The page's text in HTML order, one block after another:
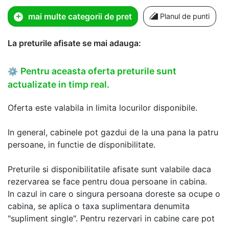
mai multe categorii de pret Planul de punti
La preturile afisate se mai adauga:
⚙ Pentru aceasta oferta preturile sunt
actualizate in timp real.
Oferta este valabila in limita locurilor disponibile.
In general, cabinele pot gazdui de la una pana la patru
persoane, in functie de disponibilitate.
Preturile si disponibilitatile afisate sunt valabile daca
rezervarea se face pentru doua persoane in cabina.
In cazul in care o singura persoana doreste sa ocupe o
cabina, se aplica o taxa suplimentara denumita
"supliment single". Pentru rezervari in cabine care pot